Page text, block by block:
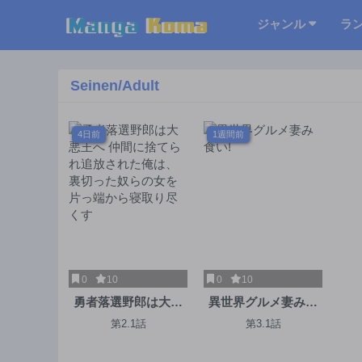
ジャンル ラ
Seinen/Adult
4日前
0 10
勇者落選野郎は大悪
王へ 仲間に捨てられ
第2.1話
1週間前
0 10
異世界グルメ妻み食
い!
第3.1話